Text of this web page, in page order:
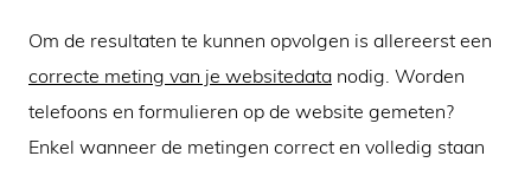
Om de resultaten te kunnen opvolgen is allereerst een
correcte meting van je websitedata nodig. Worden
telefoons en formulieren op de website gemeten?
Enkel wanneer de metingen correct en volledig staan